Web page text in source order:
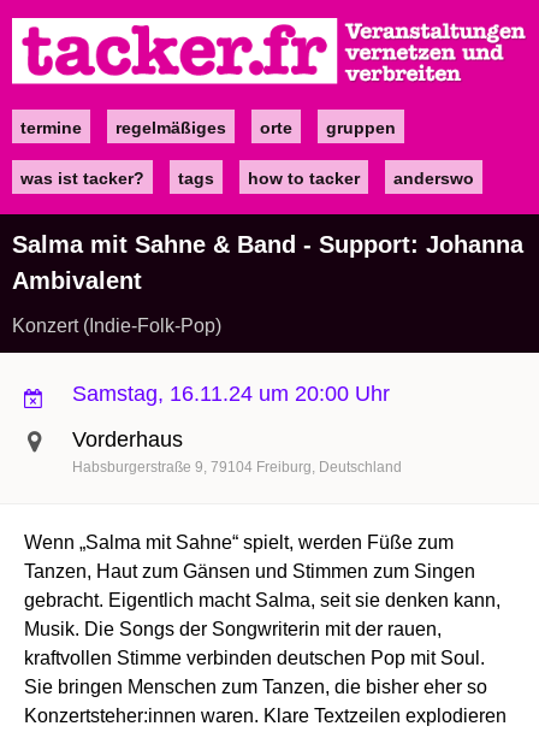
zum
Inhalt
Maintermine regelmäßiges orte gruppen
was ist tacker? tags how to tacker anderswo
Salma mit Sahne & Band - Support: Johanna
Ambivalent
Konzert (Indie-Folk-Pop)
Samstag, 16.11.24 um 20:00 Uhr
Vorderhaus
Habsburgerstraße 9 79104 Freiburg Deutschland
Wenn „Salma mit Sahne“ spielt, werden Füße zum
Tanzen, Haut zum Gänsen und Stimmen zum Singen
gebracht. Eigentlich macht Salma, seit sie denken kann,
Musik. Die Songs der Songwriterin mit der rauen,
kraftvollen Stimme verbinden deutschen Pop mit Soul.
Sie bringen Menschen zum Tanzen, die bisher eher so
Konzertsteher:innen waren. Klare Textzeilen explodieren